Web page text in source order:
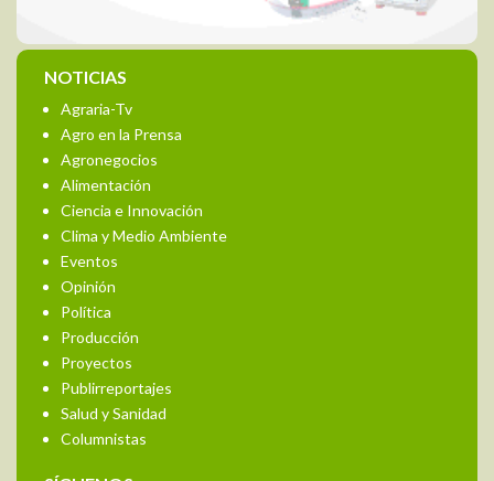
NOTICIAS
Agraria-Tv
Agro en la Prensa
Agronegocios
Alimentación
Ciencia e Innovación
Clima y Medio Ambiente
Eventos
Opinión
Política
Producción
Proyectos
Publirreportajes
Salud y Sanidad
Columnistas